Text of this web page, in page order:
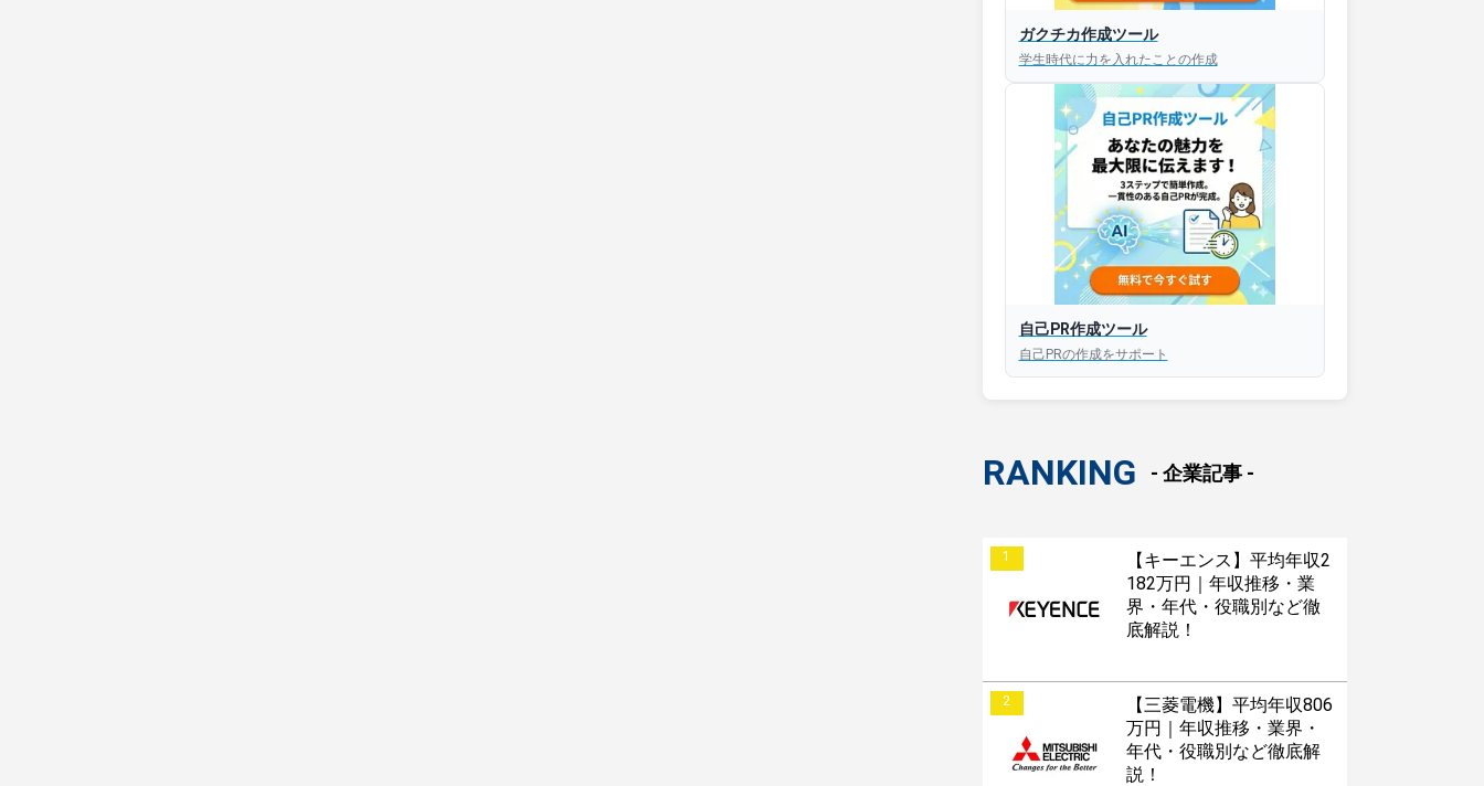
ガクチカ作成ツール
学生時代に力を入れたことの作成
自己PR作成ツール
自己PRの作成をサポート
RANKING - 企業記事 -
1
【キーエンス】平均年収2
182万円｜年収推移・業
界・年代・役職別など徹
底解説！
2
【三菱電機】平均年収806
万円｜年収推移・業界・
年代・役職別など徹底解
説！